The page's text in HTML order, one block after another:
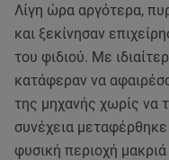
Λίγη ώρα αργότερα,
και ξεκίνησαν
του φιδιού. Με
κατάφεραν να
της μηχανής χωρίς να
συνέχεια
φυσική περιοχή